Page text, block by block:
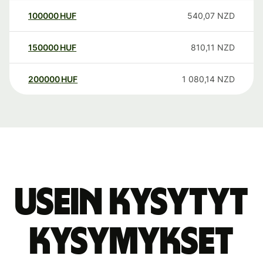
100000 HUF 540,07 NZD
150000 HUF 810,11 NZD
200000 HUF 1 080,14 NZD
Usein kysytyt
kysymykset